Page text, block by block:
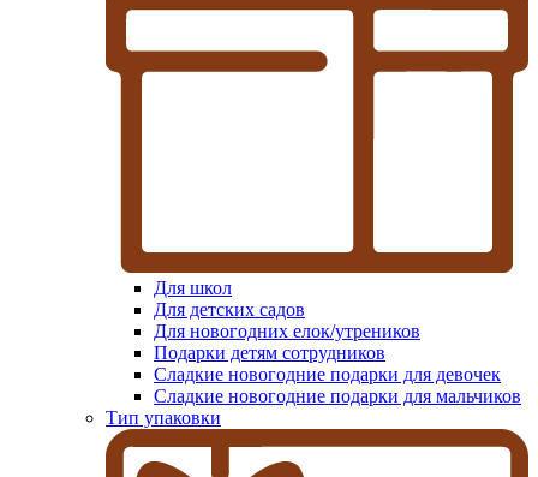
Для школ
Для детских садов
Для новогодних елок/утреников
Подарки детям сотрудников
Сладкие новогодние подарки для девочек
Сладкие новогодние подарки для мальчиков
Тип упаковки